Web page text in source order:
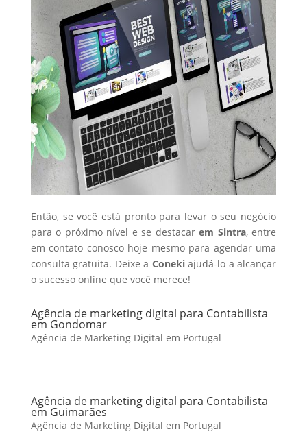
Então, se você está pronto para levar o seu negócio
para o próximo nível e se destacarem Sintra, entre
em contato conosco hoje mesmo para agendar uma
consulta gratuita. Deixe a Conekiajudá-lo a alcançar
o sucesso online que você merece!
Agência de marketing digital para Contabilista
em Gondomar
Agência de Marketing Digital em Portugal
Agência de marketing digital para Contabilista
em Guimarães
Agência de Marketing Digital em Portugal